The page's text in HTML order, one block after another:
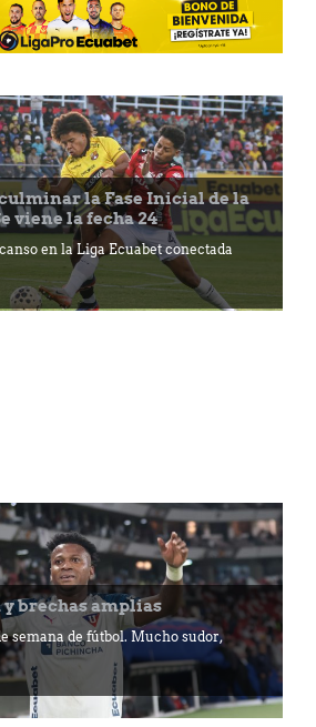
la Fase Inicial de la
viene la fecha 24
en la Liga Ecuabet conectada
brechas amplias
semana de fútbol. Mucho sudor,